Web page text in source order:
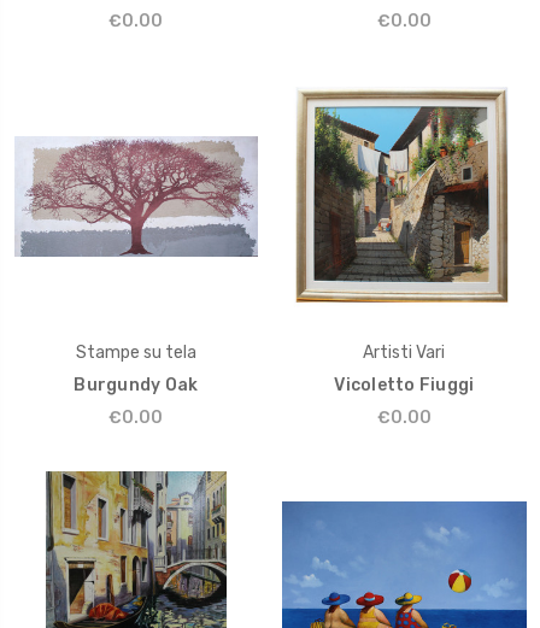
€0.00
€0.00
Stampe su tela
Burgundy Oak
€0.00
Artisti Vari
Vicoletto Fiuggi
€0.00